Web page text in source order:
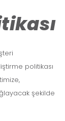
politikası
şekilde